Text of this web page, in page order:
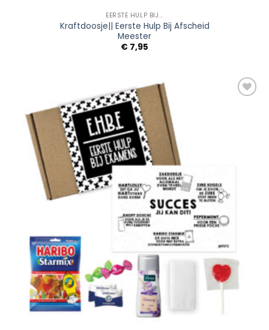
EERSTE HULP BIJ...
Kraftdoosje|| Eerste Hulp Bij Afscheid
Meester
€ 7,95